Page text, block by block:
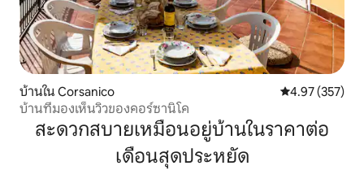
บ้านใน Corsanico คะแนนเฉลี่ย
4.97 (357)
บ้านที่มองเห็นวิวของคอร์ซานิโค
สะดวกสบายเหมือนอยู่บ้านในราคาต่อ
เดือนสุดประหยัด